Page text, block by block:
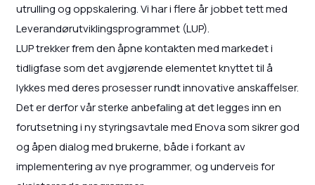
utrulling og oppskalering. Vi har i flere år jobbet tett med
Leverandørutviklingsprogrammet (LUP).
LUP trekker frem den åpne kontakten med markedet i
tidligfase som det avgjørende elementet knyttet til å
lykkes med deres prosesser rundt innovative anskaffelser.
Det er derfor vår sterke anbefaling at det legges inn en
forutsetning i ny styringsavtale med Enova som sikrer god
og åpen dialog med brukerne, både i forkant av
implementering av nye programmer, og underveis for